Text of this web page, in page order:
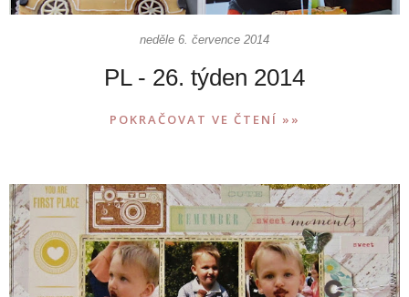
neděle 6. července 2014
PL - 26. týden 2014
POKRAČOVAT VE ČTENÍ »»